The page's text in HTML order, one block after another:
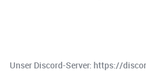
Unser Discord-Server: https://